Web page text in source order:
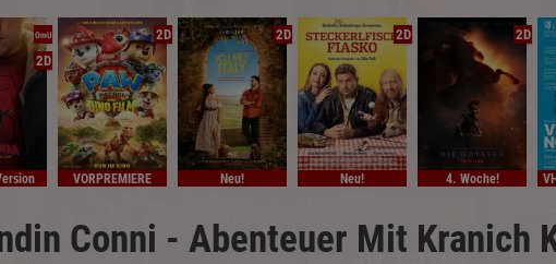
OmU
2D
2D
VORPREMIERE
2D
Neu!
2D
Neu!
2D
4. Woche!
Conni - Abenteuer Mit Kranich